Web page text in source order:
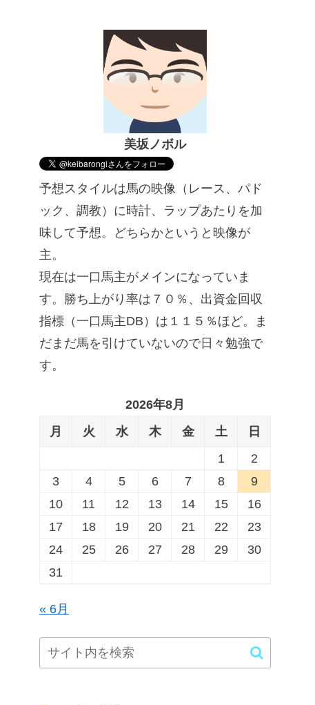
美坂ノボル
予想スタイルは馬の映像（レース、パド
ック、調教）に時計、ラップあたりを加
味して予想。どちらかというと映像が
主。
現在は一口馬主がメインになっていま
す。勝ち上がり率は７０％、出資金回収
指標（一口馬主DB）は１１５％ほど。ま
だまだ馬を引けていないので日々勉強で
す。
2026年8月
月
火 水 木 金 土
日
1
2
3
4 5 6 7 8
9
10
11 12 13 14 15
16
17
18 19 20 21 22
23
24
25 26 27 28 29
30
31
« 6月